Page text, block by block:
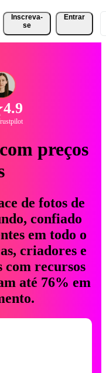
Inscreva-
se
Entrar
4.9
preços
de fotos de
confiado
em todo o
criadores e
com recursos
até 76% em